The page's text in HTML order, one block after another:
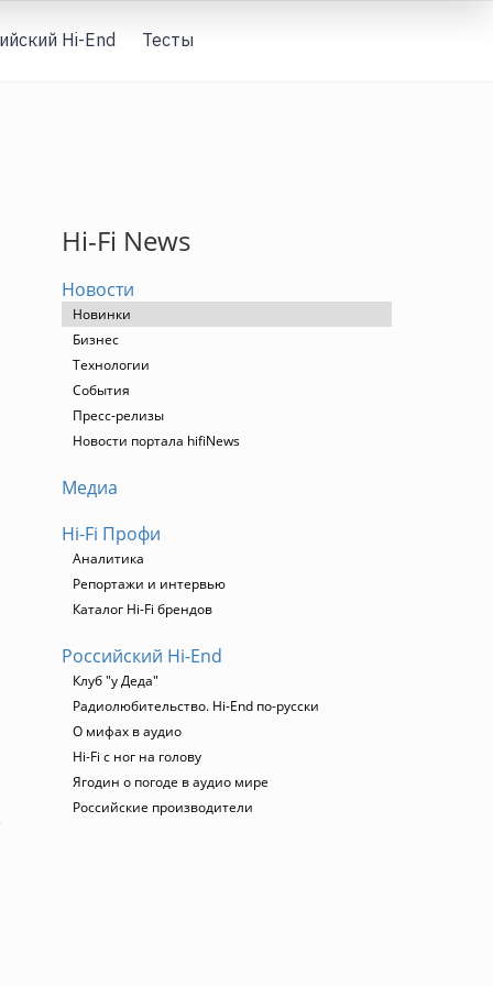
Hi-End Тесты
Hi-Fi News
Новости
Новинки
Бизнес
Технологии
События
Пресс-релизы
Новости портала hifiNews
Медиа
Hi-Fi Профи
Аналитика
Репортажи и интервью
Каталог Hi-Fi брендов
Российский Hi-End
Клуб "у Деда"
Радиолюбительство. Hi-End по-русски
О мифах в аудио
Hi-Fi с ног на голову
Ягодин о погоде в аудио мире
Российские производители